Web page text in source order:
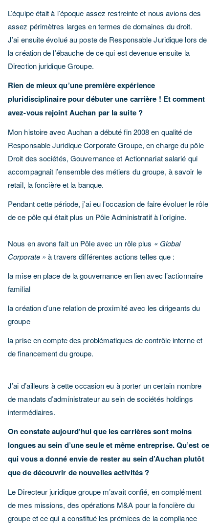
L’équipe était à l’époque assez restreinte et nous avions des
assez périmètres larges en termes de domaines du droit.
J’ai ensuite évolué au poste de Responsable Juridique lors de
la création de l’ébauche de ce qui est devenue ensuite la
Direction juridique Groupe.
Rien de mieux qu’une première expérience
pluridisciplinaire pour débuter une carrière ! Et comment
avez-vous rejoint Auchan par la suite ?
Mon histoire avec Auchan a débuté fin 2008 en qualité de
Responsable Juridique Corporate Groupe, en charge du pôle
Droit des sociétés, Gouvernance et Actionnariat salarié qui
accompagnait l’ensemble des métiers du groupe, à savoir le
retail, la foncière et la banque.
Pendant cette période, j’ai eu l’occasion de faire évoluer le rôle
de ce pôle qui était plus un Pôle Administratif à l’origine.
Nous en avons fait un Pôle avec un rôle plus « Global
Corporate » à travers différentes actions telles que :
la mise en place de la gouvernance en lien avec l’actionnaire
familial
la création d’une relation de proximité avec les dirigeants du
groupe
la prise en compte des problématiques de contrôle interne et
de financement du groupe.
J’ai d’ailleurs à cette occasion eu à porter un certain nombre
de mandats d’administrateur au sein de sociétés holdings
intermédiaires.
On constate aujourd’hui que les carrières sont moins
longues au sein d’une seule et même entreprise. Qu’est ce
qui vous a donné envie de rester au sein d’Auchan plutôt
que de découvrir de nouvelles activités ?
Le Directeur juridique groupe m’avait confié, en complément
de mes missions, des opérations M&A pour la foncière du
groupe et ce qui a constitué les prémices de la compliance